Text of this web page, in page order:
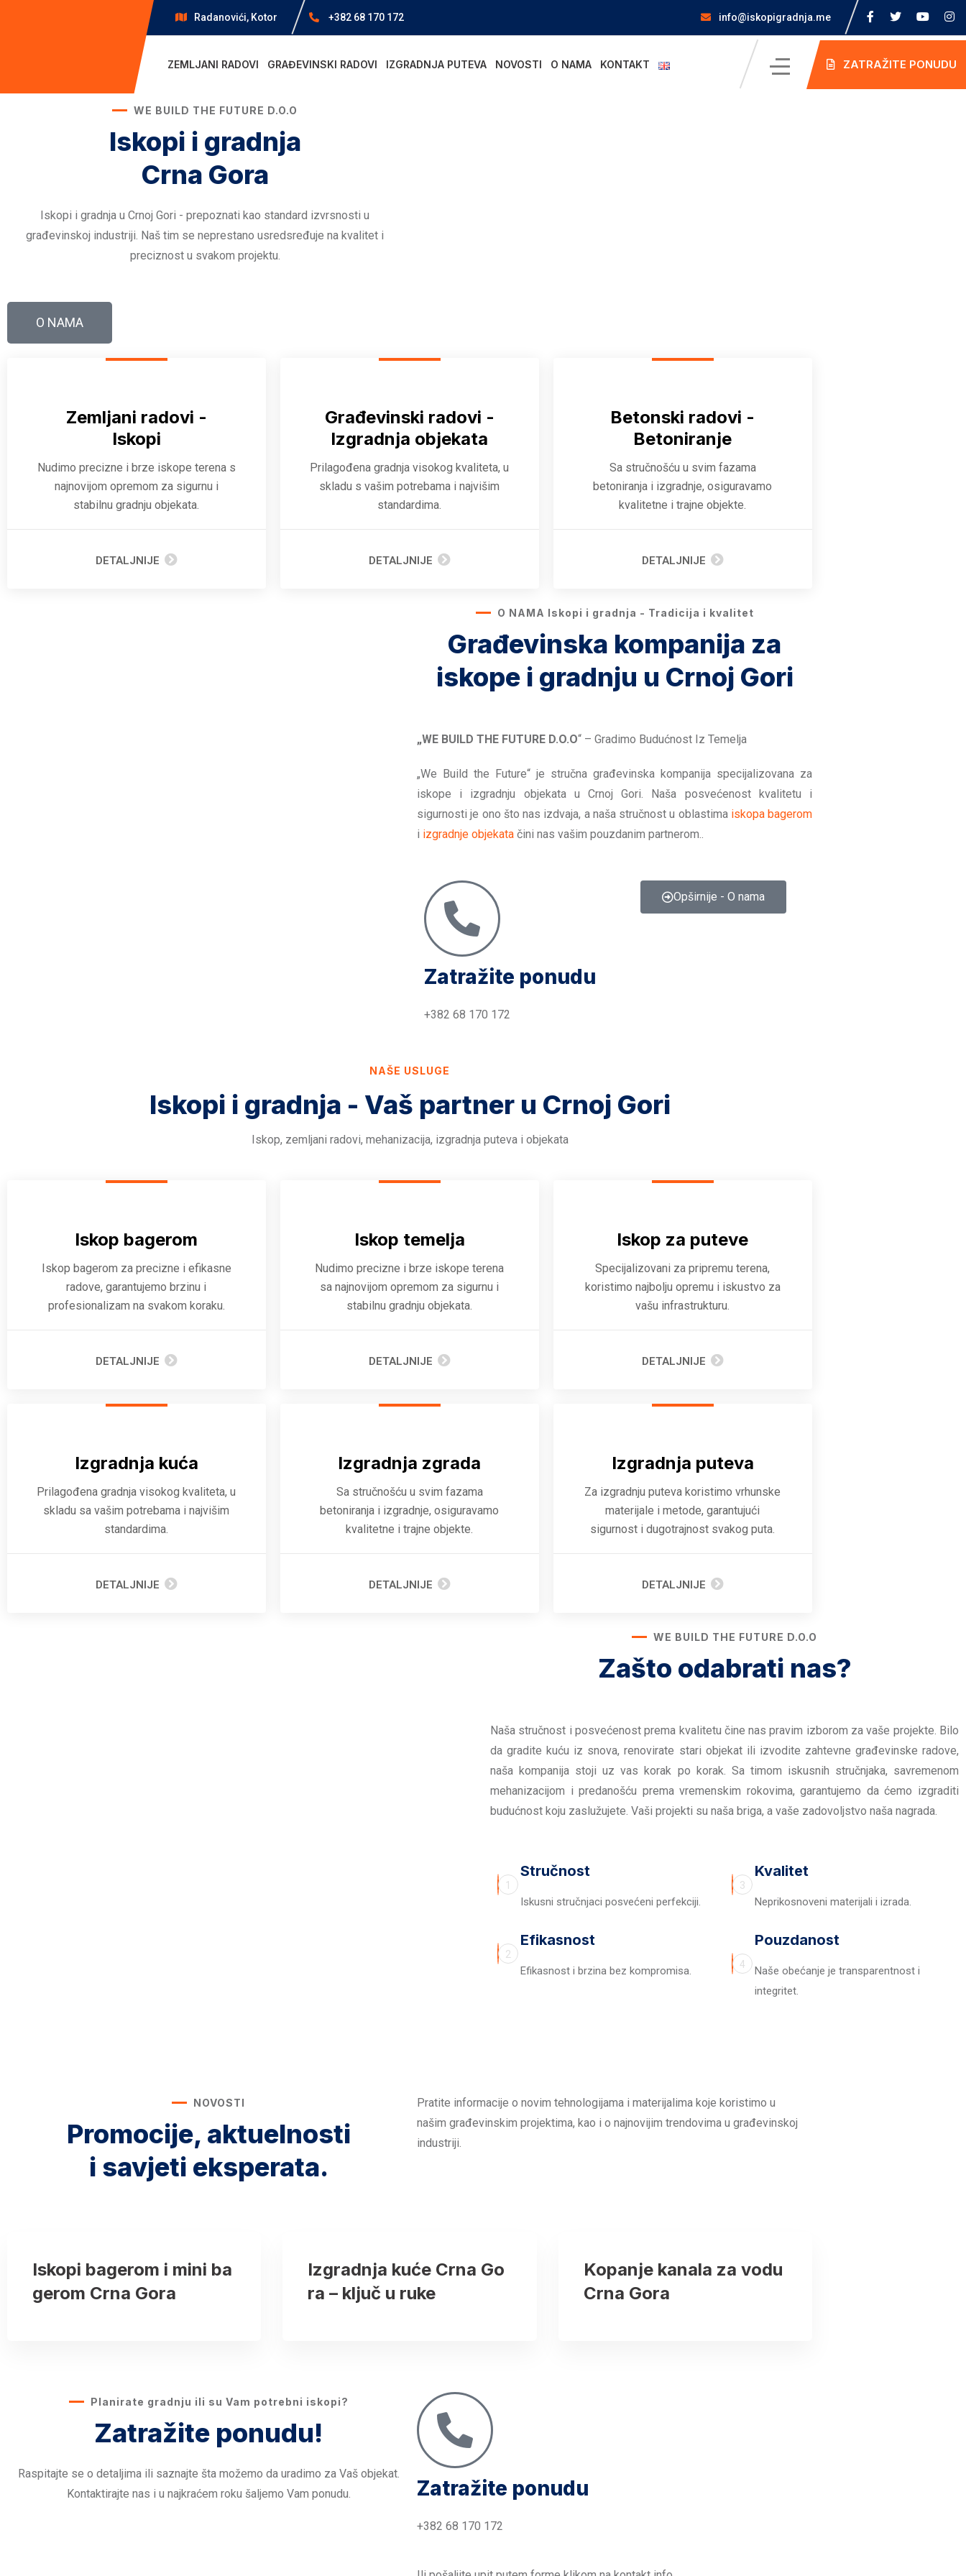
Radanovići, Kotor +382 68 170 172 info@iskopigradnja.me
ZEMLJANI RADOVI GRAĐEVINSKI RADOVI IZGRADNJA PUTEVA NOVOSTI O NAMA KONTAKT ZATRAŽITE PONUDU
WE BUILD THE FUTURE D.O.O
Iskopi i gradnja
Crna Gora
Iskopi i gradnja u Crnoj Gori - prepoznati kao standard izvrsnosti u
građevinskoj industriji. Naš tim se neprestano usredsređuje na kvalitet i
preciznost u svakom projektu.
O NAMA
Zemljani radovi -
Iskopi
Nudimo precizne i brze iskope terena s
najnovijom opremom za sigurnu i
stabilnu gradnju objekata.
DETALJNIJE
Građevinski radovi -
Izgradnja objekata
Prilagođena gradnja visokog kvaliteta, u
skladu s vašim potrebama i najvišim
standardima.
DETALJNIJE
Betonski radovi -
Betoniranje
Sa stručnošću u svim fazama
betoniranja i izgradnje, osiguravamo
kvalitetne i trajne objekte.
DETALJNIJE
O NAMA Iskopi i gradnja - Tradicija i kvalitet
Građevinska kompanija za
iskope i gradnju u Crnoj Gori
„WE BUILD THE FUTURE D.O.O“ – Gradimo Budućnost Iz Temelja
„We Build the Future“ je stručna građevinska kompanija specijalizovana za
iskope i izgradnju objekata u Crnoj Gori. Naša posvećenost kvalitetu i
sigurnosti je ono što nas izdvaja, a naša stručnost u oblastima iskopa bagerom
i izgradnje objekata čini nas vašim pouzdanim partnerom..
Zatražite ponudu
+382 68 170 172
Opširnije - O nama
NAŠE USLUGE
Iskopi i gradnja - Vaš partner u Crnoj Gori
Iskop, zemljani radovi, mehanizacija, izgradnja puteva i objekata
Iskop bagerom
Iskop bagerom za precizne i efikasne
radove, garantujemo brzinu i
profesionalizam na svakom koraku.
DETALJNIJE
Iskop temelja
Nudimo precizne i brze iskope terena
sa najnovijom opremom za sigurnu i
stabilnu gradnju objekata.
DETALJNIJE
Iskop za puteve
Specijalizovani za pripremu terena,
koristimo najbolju opremu i iskustvo za
vašu infrastrukturu.
DETALJNIJE
Izgradnja kuća
Prilagođena gradnja visokog kvaliteta, u
skladu sa vašim potrebama i najvišim
standardima.
DETALJNIJE
Izgradnja zgrada
Sa stručnošću u svim fazama
betoniranja i izgradnje, osiguravamo
kvalitetne i trajne objekte.
DETALJNIJE
Izgradnja puteva
Za izgradnju puteva koristimo vrhunske
materijale i metode, garantujući
sigurnost i dugotrajnost svakog puta.
DETALJNIJE
WE BUILD THE FUTURE D.O.O
Zašto odabrati nas?
Naša stručnost i posvećenost prema kvalitetu čine nas pravim izborom za vaše projekte. Bilo
da gradite kuću iz snova, renovirate stari objekat ili izvodite zahtevne građevinske radove,
naša kompanija stoji uz vas korak po korak. Sa timom iskusnih stručnjaka, savremenom
mehanizacijom i predanošću prema vremenskim rokovima, garantujemo da ćemo izgraditi
budućnost koju zaslužujete. Vaši projekti su naša briga, a vaše zadovoljstvo naša nagrada.
1
Stručnost
Iskusni stručnjaci posvećeni perfekciji.
2
Efikasnost
Efikasnost i brzina bez kompromisa.
3
Kvalitet
Neprikosnoveni materijali i izrada.
4
Pouzdanost
Naše obećanje je transparentnost i
integritet.
NOVOSTI
Promocije, aktuelnosti
i savjeti eksperata.
Pratite informacije o novim tehnologijama i materijalima koje koristimo u
našim građevinskim projektima, kao i o najnovijim trendovima u građevinskoj
industriji.
Iskopi bagerom i mini ba
gerom Crna Gora
Izgradnja kuće Crna Go
ra – ključ u ruke
Kopanje kanala za vodu
Crna Gora
Planirate gradnju ili su Vam potrebni iskopi?
Zatražite ponudu!
Raspitajte se o detaljima ili saznajte šta možemo da uradimo za Vaš objekat.
Kontaktirajte nas i u najkraćem roku šaljemo Vam ponudu.
Zatražite ponudu
+382 68 170 172